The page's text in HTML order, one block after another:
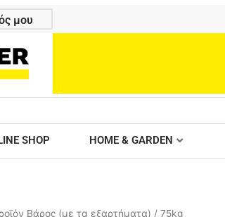
μου
SHOP HOME & GARDEN
Βάρος (με τα εξαρτήματα) / 75kg